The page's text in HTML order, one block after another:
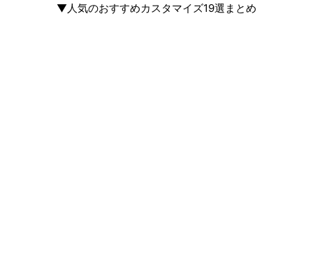
▼人気のおすすめカスタマイズ19選まとめ